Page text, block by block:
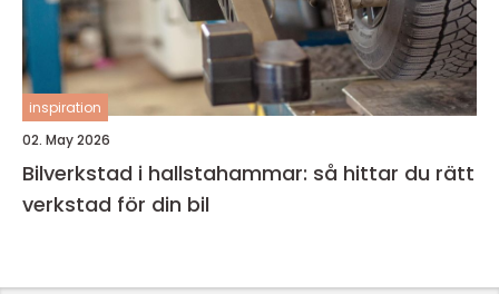
inspiration
02. May 2026
Bilverkstad i hallstahammar: så hittar du rätt
verkstad för din bil